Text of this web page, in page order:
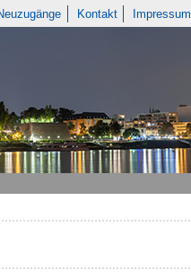
Kontakt Impressum